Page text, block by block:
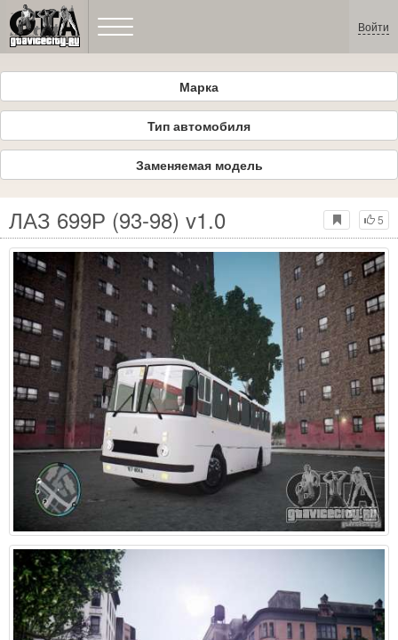
Войти
Марка
Тип автомобиля
Заменяемая модель
5
ЛАЗ 699Р (93-98) v1.0